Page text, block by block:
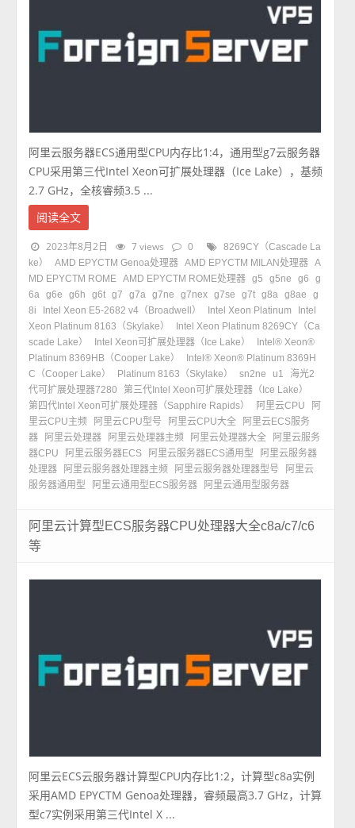
阿里云服务器ECS通用型CPU内存比1:4，通用型g7云服务器
CPU采用第三代Intel Xeon可扩展处理器（Ice Lake），基频
2.7 GHz，全核睿频3.5 ...
阅读全文
2023年8月2日 7 views 0
8269CY（Cascade La
ke）
AMD EPYCTM Genoa处理器 AMD EPYCTM MILAN处理器 A
MD EPYCTM ROME AMD EPYCTM ROME处理器 g5 g5ne g6
g
6a g6e g6h g6t g7 g7a g7ne g7nex g7se g7t g8a g8ae
g
8i
Intel Xeon E5-2682 v4（Broadwell） Intel Xeon Platinum
Intel
Xeon Platinum 8163（Skylake）
Intel Xeon Platinum 8269CY（Ca
scade Lake）
Intel Xeon可扩展处理器（Ice Lake）
Intel® Xeon®
Platinum 8369HB（Cooper Lake）
Intel® Xeon® Platinum 8369H
C（Cooper Lake）
Platinum 8163（Skylake） sn2ne u1
海光2
代可扩展处理器7280
第三代Intel Xeon可扩展处理器（Ice Lake）
第四代Intel Xeon可扩展处理器（Sapphire Rapids）
阿里云CPU
阿
里云CPU主频
阿里云CPU型号 阿里云CPU大全
阿里云ECS服务
器
阿里云处理器 阿里云处理器主频 阿里云处理器大全
阿里云服务
器CPU
阿里云服务器ECS 阿里云服务器ECS通用型
阿里云服务器
处理器
阿里云服务器处理器主频 阿里云服务器处理器型号
阿里云
服务器通用型
阿里云通用型ECS服务器 阿里云通用型服务器
阿里云计算型ECS服务器CPU处理器大全c8a/c7/c6
等
阿里云ECS云服务器计算型CPU内存比1:2，计算型c8a实例
采用AMD EPYCTM Genoa处理器，睿频最高3.7 GHz，计算
型c7实例采用第三代Intel X ...